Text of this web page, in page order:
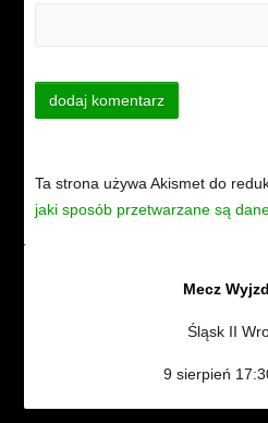
Ta strona używa Akismet do
jaki sposób przetwarzane są
Mecz
Śląsk II
9 sierpień